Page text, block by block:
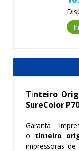
Tinteiro
SureColor
Garanta
o tinteiro
impressoras